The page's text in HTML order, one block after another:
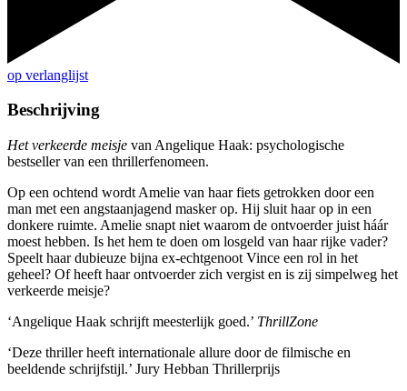
op verlanglijst
Beschrijving
Het verkeerde meisje van Angelique Haak: psychologische
bestseller van een thrillerfenomeen.
Op een ochtend wordt Amelie van haar fiets getrokken door een
man met een angstaanjagend masker op. Hij sluit haar op in een
donkere ruimte. Amelie snapt niet waarom de ontvoerder juist háár
moest hebben. Is het hem te doen om losgeld van haar rijke vader?
Speelt haar dubieuze bijna ex-echtgenoot Vince een rol in het
geheel? Of heeft haar ontvoerder zich vergist en is zij simpelweg het
verkeerde meisje?
‘Angelique Haak schrijft meesterlijk goed.’ ThrillZone
‘Deze thriller heeft internationale allure door de filmische en
beeldende schrijfstijl.’ Jury Hebban Thrillerprijs